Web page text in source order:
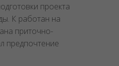
проекта
К работан на
приточно-
предпочтение